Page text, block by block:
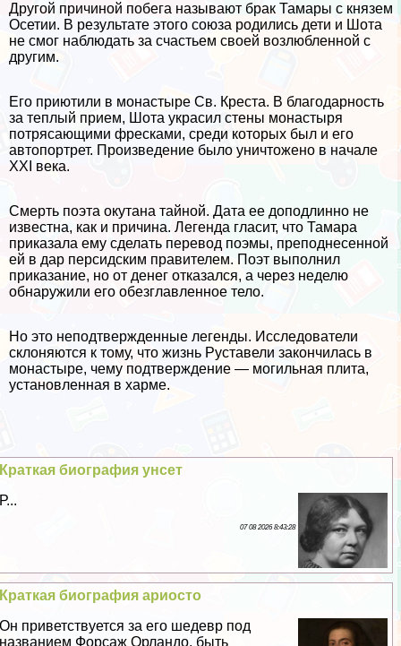
Другой причиной побега называют бpaк Тамары с князем
Осетии. В результате этого союза родились дети и Шота
не смог наблюдать за счастьем своей возлюбленной с
другим.
Его приютили в монастыре Св. Креста. В благодарность
за теплый прием, Шота украсил стены монастыря
потрясающими фресками, среди которых был и его
автопортрет. Произведение было уничтожено в начале
XXI века.
Cмepть поэта окутана тайной. Дата ее доподлинно не
известна, как и причина. Легенда гласит, что Тамара
приказала ему сделать перевод поэмы, преподнесенной
ей в дар персидским правителем. Поэт выполнил
приказание, но от денег отказался, а через неделю
обнаружили его обезглавленное тело.
Но это неподтвержденные легенды. Исследователи
склоняются к тому, что жизнь Руставели закончилась в
монастыре, чему подтверждение — могильная плита,
установленная в харме.
Краткая биография унсет
Р...
07 08 2026 8:43:28
Краткая биография ариосто
Он приветствуется за его шедевр под
названием Форсаж Орландо, быть